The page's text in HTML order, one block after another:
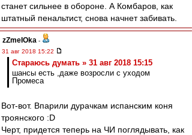
станет сильнее в обороне. А Комбаров, как
штатный пенальтист, снова начнет забивать.
zZmeIOka -
31 авг 2018 15:22
Стараюсь думать » 31 авг 2018 15:15
шансы есть ,даже возросли с уходом
Промеса
Вот-вот. Впарили дурачкам испанским коня
троянского :D
Черт, придется теперь на ЧИ поглядывать, как